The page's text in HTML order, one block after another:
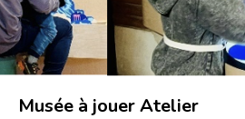
Musée à jouer Atelier